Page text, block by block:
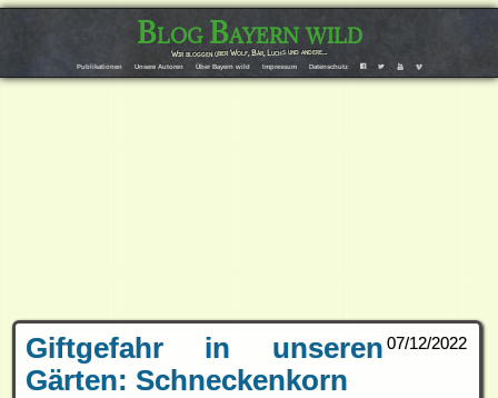
Blog Bayern wild
Wir bloggen über Wolf, Bär, Luchs und andere…
Publikationen Unsere Autoren Über Bayern wild Impressum Datenschutz F T Y V
07/12/2022
Giftgefahr in unseren
Gärten: Schneckenkorn